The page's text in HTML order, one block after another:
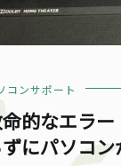
続きを読む
コンサポート
的なエラ
ずにパソコ